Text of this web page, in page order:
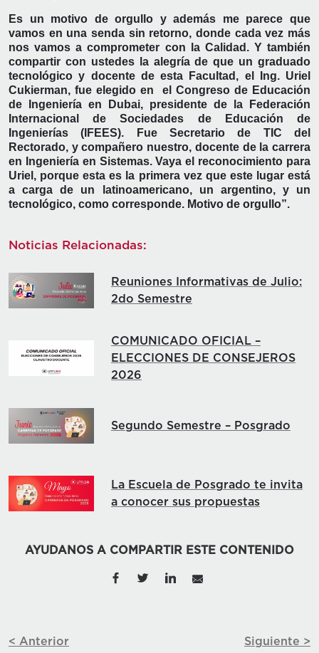
Es un motivo de orgullo y además me parece que
vamos en una senda sin retorno, donde cada vez más
nos vamos a comprometer con la Calidad. Y también
compartir con ustedes la alegría de que un graduado
tecnológico y docente de esta Facultad, el Ing. Uriel
Cukierman, fue elegido en el Congreso de Educación
de Ingeniería en Dubai, presidente de la Federación
Internacional de Sociedades de Educación de
Ingenierías (IFEES). Fue Secretario de TIC del
Rectorado, y compañero nuestro, docente de la carrera
en Ingeniería en Sistemas. Vaya el reconocimiento para
Uriel, porque esta es la primera vez que este lugar está
a carga de un latinoamericano, un argentino, y un
tecnológico, como corresponde. Motivo de orgullo”.
Noticias Relacionadas:
Reuniones Informativas de Julio:
2do Semestre
COMUNICADO OFICIAL –
ELECCIONES DE CONSEJEROS
2026
Segundo Semestre – Posgrado
La Escuela de Posgrado te invita
a conocer sus propuestas
AYUDANOS A COMPARTIR ESTE CONTENIDO
< Anterior Siguiente >